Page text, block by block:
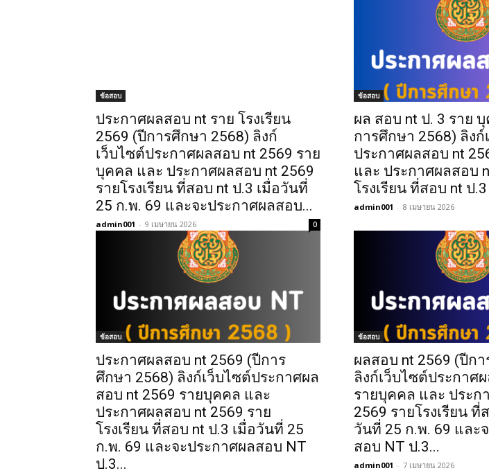
ข้อสอบ
ประกาศผลสอบ nt ราย โรงเรียน
2569 (ปีการศึกษา 2568) ลิงก์
เว็บไซต์ประกาศผลสอบ nt 2569 ราย
บุคคล และ ประกาศผลสอบ nt 2569
รายโรงเรียน ที่สอบ nt ป.3 เมื่อวันที่
25 ก.พ. 69 และจะประกาศผลสอบ...
admin001 - 9 เมษายน 2026 0
ข้อสอบ
ผล สอบ nt ป. 3 ราย
การศึกษา 2568) ลิงก์
ประกาศผลสอบ nt
และ ประกาศผลสอบ
โรงเรียน ที่สอบ nt ป
admin001 - 8 เมษายน 2026
ข้อสอบ
ประกาศผลสอบ nt 2569 (ปีการ
ศึกษา 2568) ลิงก์เว็บไซต์ประกาศผล
สอบ nt 2569 รายบุคคล และ
ประกาศผลสอบ nt 2569 ราย
โรงเรียน ที่สอบ nt ป.3 เมื่อวันที่ 25
ก.พ. 69 และจะประกาศผลสอบ NT
ป.3...
ข้อสอบ
ผลสอบ nt 2569 (ปีก
ลิงก์เว็บไซต์ประกาศ
รายบุคคล และ ประก
2569 รายโรงเรียน ที่
วันที่ 25 ก.พ. 69 และ
สอบ NT ป.3...
admin001 - 7 เมษายน 2026